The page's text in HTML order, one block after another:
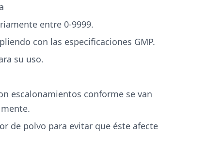
entre 0-9999.
con las especificaciones GMP.
su uso.
escalonamientos conforme se van
de polvo para evitar que éste afecte